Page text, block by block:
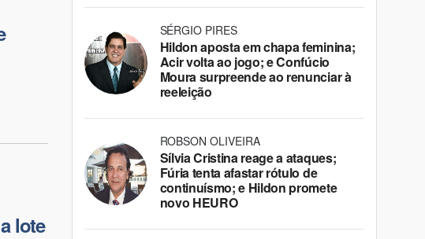
lote
SÉRGIO PIRES
Hildon aposta em chapa feminina;
Acir volta ao jogo; e Confúcio
Moura surpreende ao renunciar à
reeleição
ROBSON OLIVEIRA
Sílvia Cristina reage a ataques;
Fúria tenta afastar rótulo de
continuísmo; e Hildon promete
novo HEURO